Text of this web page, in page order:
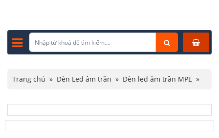
Trang chủ » Đèn Led âm trần » Đèn led âm trần MPE »